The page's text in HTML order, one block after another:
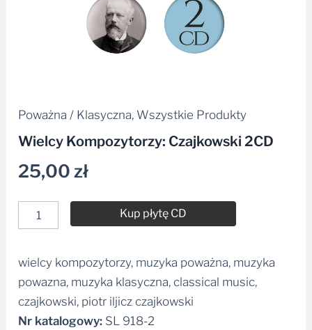
Poważna / Klasyczna, Wszystkie Produkty
Wielcy Kompozytorzy: Czajkowski 2CD
25,00zł
Kup płytę CD
Alternative:
wielcy kompozytorzy, muzyka poważna, muzyka
powazna, muzyka klasyczna, classical music,
czajkowski, piotr iljicz czajkowski
Nr katalogowy: SL 918-2